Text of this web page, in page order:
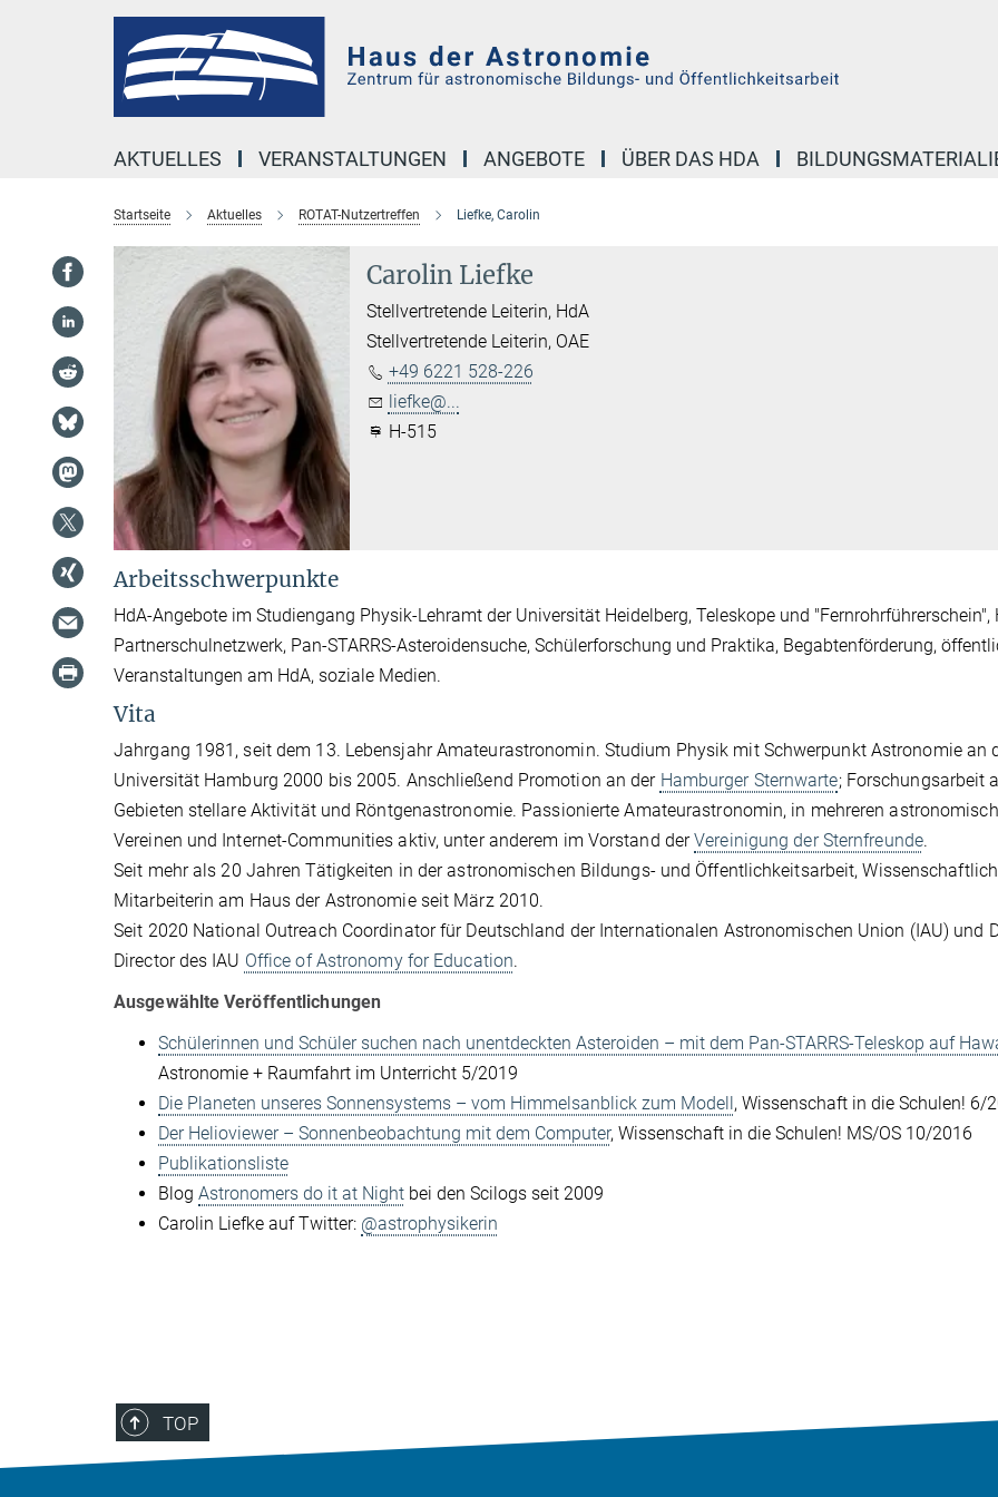
AKTUELLES VERANSTALTUNGEN ANGEBOTE ÜBER DAS HDA
Startseite Aktuelles ROTAT-Nutzertreffen Liefke, Carolin
Carolin Liefke
Stellvertretende Leiterin, HdA
Stellvertretende Leiterin, OAE
+49 6221 528-226
liefke@...
H-515
Arbeitsschwerpunkte
HdA-Angebote im Studiengang Physik-Lehramt der Universität Heidelberg, Teleskope und "Fernrohrführerschein",
Partnerschulnetzwerk, Pan-STARRS-Asteroidensuche, Schülerforschung und Praktika, Begabtenförderung,
Veranstaltungen am HdA, soziale Medien.
Vita
Jahrgang 1981, seit dem 13. Lebensjahr Amateurastronomin. Studium Physik mit Schwerpunkt Astronomie an
Universität Hamburg 2000 bis 2005. Anschließend Promotion an der Hamburger Sternwarte; Forschungsarbeit
Gebieten stellare Aktivität und Röntgenastronomie. Passionierte Amateurastronomin, in mehreren
Vereinen und Internet-Communities aktiv, unter anderem im Vorstand derVereinigung der Sternfreunde.
Seit mehr als 20 Jahren Tätigkeiten in der astronomischen Bildungs- und Öffentlichkeitsarbeit,
Mitarbeiterin am Haus der Astronomie seit März 2010.
Seit 2020 National Outreach Coordinator für Deutschland der Internationalen Astronomischen Union (IAU) und
Director des IAU Office of Astronomy for Education.
Ausgewählte Veröffentlichungen
Schülerinnen und Schüler suchen nach unentdeckten Asteroiden – mit dem Pan-STARRS-Teleskop auf
Astronomie + Raumfahrt im Unterricht 5/2019
Die Planeten unseres Sonnensystems – vom Himmelsanblick zum Modell, Wissenschaft in die Schulen! 6/
Der Helioviewer – Sonnenbeobachtung mit dem Computer, Wissenschaft in die Schulen! MS/OS 10/2016
Publikationsliste
Blog Astronomers do it at Night bei den Scilogs seit 2009
Carolin Liefke auf Twitter: @astrophysikerin
TOP